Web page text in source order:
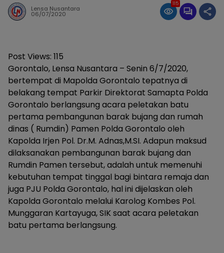
Lensa Nusantara
06/07/2020
115
Post Views: 115
Gorontalo, Lensa Nusantara – Senin 6/7/2020,
bertempat di Mapolda Gorontalo tepatnya di
belakang tempat Parkir Direktorat Samapta Polda
Gorontalo berlangsung acara peletakan batu
pertama pembangunan barak bujang dan rumah
dinas ( Rumdin) Pamen Polda Gorontalo oleh
Kapolda Irjen Pol. Dr.M. Adnas,M.SI. Adapun maksud
dilaksanakan pembangunan barak bujang dan
Rumdin Pamen tersebut, adalah untuk memenuhi
kebutuhan tempat tinggal bagi bintara remaja dan
juga PJU Polda Gorontalo, hal ini dijelaskan oleh
Kapolda Gorontalo melalui Karolog Kombes Pol.
Munggaran Kartayuga, SIK saat acara peletakan
batu pertama berlangsung.